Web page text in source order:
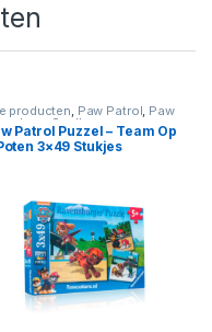
producten, Paw Patrol, Paw
en Spellen
Patrol Puzzel – Team Op
3×49 Stukjes